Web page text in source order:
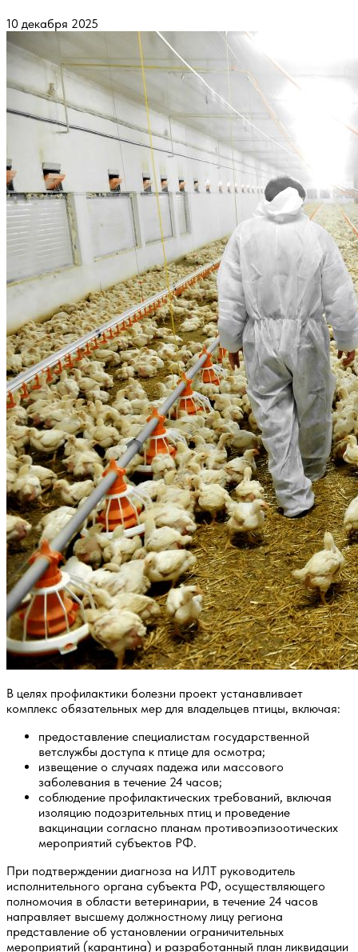
10 декабря 2025
В целях профилактики болезни проект устанавливает
комплекс обязательных мер для владельцев птицы, включая:
предоставление специалистам государственной
ветслужбы доступа к птице для осмотра;
извещение о случаях падежа или массового
заболевания в течение 24 часов;
соблюдение профилактических требований, включая
изоляцию подозрительных птиц и проведение
вакцинации согласно планам противоэпизоотических
мероприятий субъектов РФ.
При подтверждении диагноза на ИЛТ руководитель
исполнительного органа субъекта РФ, осуществляющего
полномочия в области ветеринарии, в течение 24 часов
направляет высшему должностному лицу региона
представление об установлении ограничительных
мероприятий (карантина) и разработанный план ликвидации